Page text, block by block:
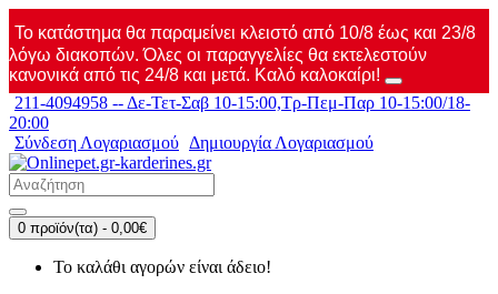
Το κατάστημα θα παραμείνει κλειστό από 10/8 έως και 23/8
λόγω διακοπών. Όλες οι παραγγελίες θα εκτελεστούν
κανονικά από τις 24/8 και μετά. Καλό καλοκαίρι!
211-4094958 -- Δε-Τετ-Σαβ 10-15:00,Τρ-Πεμ-Παρ 10-15:00/18-
20:00
Σύνδεση Λογαριασμού Δημιουργία Λογαριασμού
0 προϊόν(τα) - 0,00€
Το καλάθι αγορών είναι άδειο!